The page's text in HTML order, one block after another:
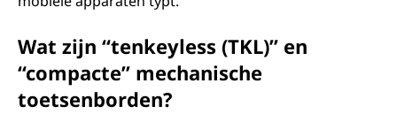
Wat zijn “tenkeyless (TKL)” en
“compacte” mechanische
toetsenborden?